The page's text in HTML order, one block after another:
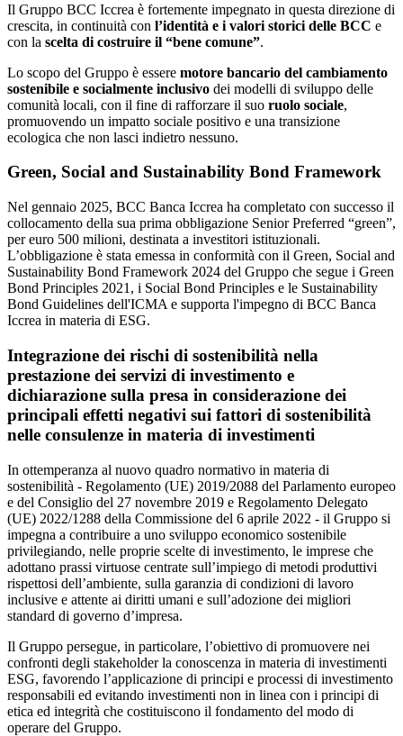
Il Gruppo BCC Iccrea è fortemente impegnato in questa direzione di
crescita, in continuità con l’identità e i valori storici delle BCC e
con la scelta di costruire il “bene comune”.
Lo scopo del Gruppo è essere motore bancario del cambiamento
sostenibile e socialmente inclusivo dei modelli di sviluppo delle
comunità locali, con il fine di rafforzare il suo ruolo sociale,
promuovendo un impatto sociale positivo e una transizione
ecologica che non lasci indietro nessuno.
Green, Social and Sustainability Bond Framework
Nel gennaio 2025, BCC Banca Iccrea ha completato con successo il
collocamento della sua prima obbligazione Senior Preferred “green”,
per euro 500 milioni, destinata a investitori istituzionali.
L’obbligazione è stata emessa in conformità con il Green, Social and
Sustainability Bond Framework 2024 del Gruppo che segue i Green
Bond Principles 2021, i Social Bond Principles e le Sustainability
Bond Guidelines dell'ICMA e supporta l'impegno di BCC Banca
Iccrea in materia di ESG.
Integrazione dei rischi di sostenibilità nella
prestazione dei servizi di investimento e
dichiarazione sulla presa in considerazione dei
principali effetti negativi sui fattori di sostenibilità
nelle consulenze in materia di investimenti
In ottemperanza al nuovo quadro normativo in materia di
sostenibilità - Regolamento (UE) 2019/2088 del Parlamento europeo
e del Consiglio del 27 novembre 2019 e Regolamento Delegato
(UE) 2022/1288 della Commissione del 6 aprile 2022 - il Gruppo si
impegna a contribuire a uno sviluppo economico sostenibile
privilegiando, nelle proprie scelte di investimento, le imprese che
adottano prassi virtuose centrate sull’impiego di metodi produttivi
rispettosi dell’ambiente, sulla garanzia di condizioni di lavoro
inclusive e attente ai diritti umani e sull’adozione dei migliori
standard di governo d’impresa.
Il Gruppo persegue, in particolare, l’obiettivo di promuovere nei
confronti degli stakeholder la conoscenza in materia di investimenti
ESG, favorendo l’applicazione di principi e processi di investimento
responsabili ed evitando investimenti non in linea con i principi di
etica ed integrità che costituiscono il fondamento del modo di
operare del Gruppo.